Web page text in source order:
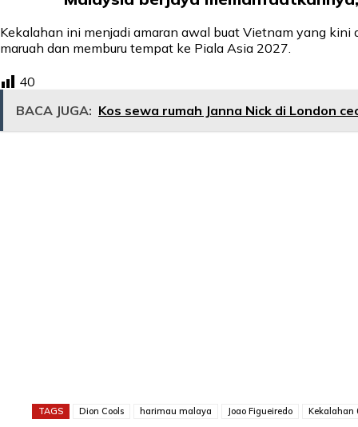
Kekalahan ini menjadi amaran awal buat Vietnam yang
maruah dan memburu tempat ke Piala Asia 2027.
40
BACA JUGA: Kos sewa rumah Janna Nick di London
TAGS Dion Cools harimau malaya Joao Figueiredo Kekalahan